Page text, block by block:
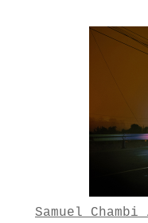
Samuel